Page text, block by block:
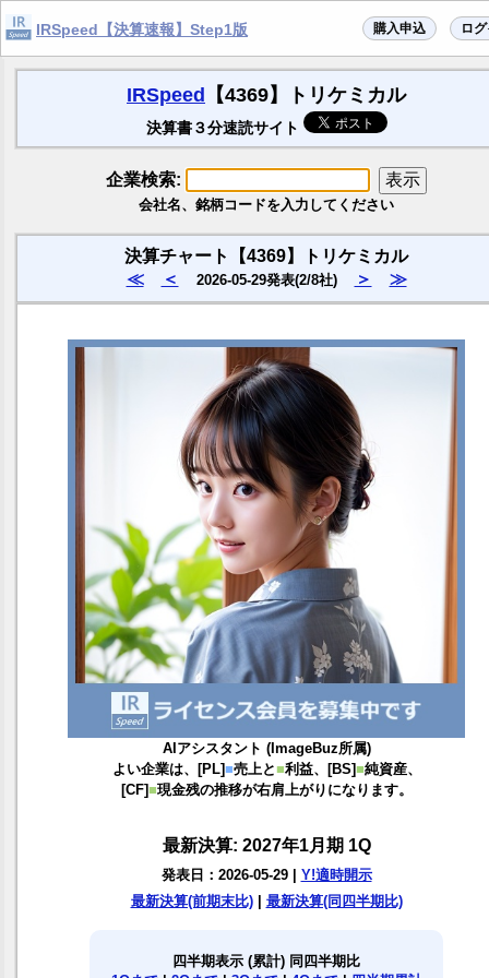
IRSpeed【決算速報】Step1版 ロ
購入申込
IRSpeed 【4369】トリケミカル
決算書３分速読サイト
企業検索:
会社名、銘柄コードを入力してください
決算チャート【4369】トリケミカル
≪
＜ 2026-05-29発表(2/8社) ＞ ≫
AIアシスタント (ImageBuz所属)
よい企業は、[PL]■売上と■利益、[BS]■純資産、
[CF]■現金残の推移が右肩上がりになります。
最新決算: 2027年1月期 1Q
発表日：2026-05-29 | Y!適時開示
最新決算(前期末比)| 最新決算(同四半期比)
四半期表示 (累計) 同四半期比